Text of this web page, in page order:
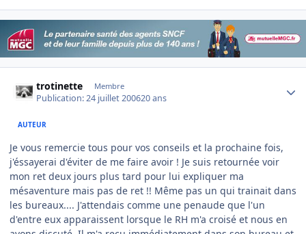
trotinette Membre
Publication:24 juillet 200620 ans
AUTEUR
Je vous remercie tous pour vos conseils et la prochaine fois,
j'éssayerai d'éviter de me faire avoir ! Je suis retournée voir
mon ret deux jours plus tard pour lui expliquer ma
mésaventure mais pas de ret !! Même pas un qui trainait dans
les bureaux.... J'attendais comme une penaude que l'un
d'entre eux apparaissent lorsque le RH m'a croisé et nous en